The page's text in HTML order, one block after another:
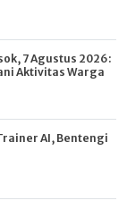
7 Agustus 2026:
Aktivitas Warga
AI, Bentengi